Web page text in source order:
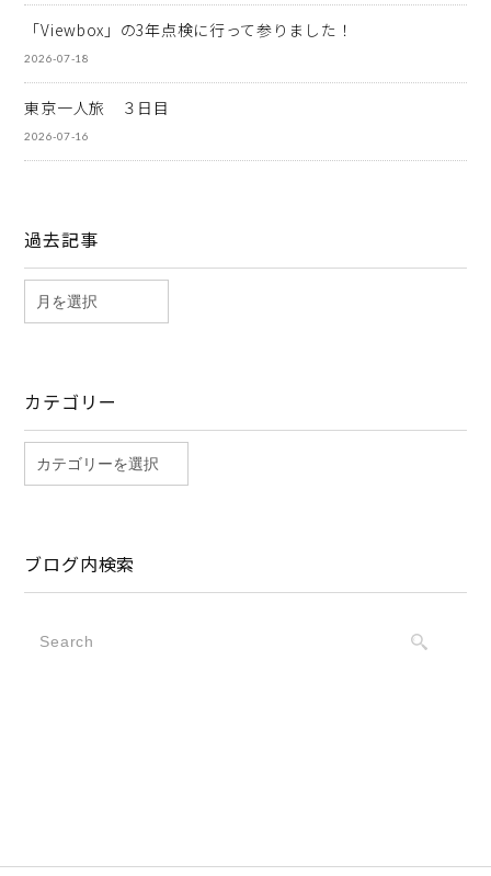
「Viewbox」の3年点検に行って参りました！
2026-07-18
東京一人旅 ３日目
2026-07-16
過去記事
カテゴリー
ブログ内検索